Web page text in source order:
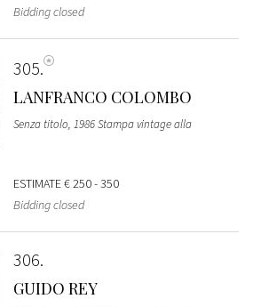
Bidding closed
305
LANFRANCO COLOMBO
Senza titolo, 1986 Stampa vintage alla
ESTIMATE€ 250 - 350
Bidding closed
306
GUIDO REY